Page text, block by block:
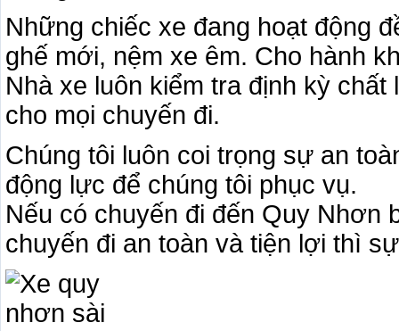
Những chiếc xe đang hoạt động
ghế mới, nệm xe êm. Cho hành
Nhà xe luôn kiểm tra định kỳ
cho mọi chuyến đi.
Chúng tôi luôn coi trọng sự an
động lực để chúng tôi phục vụ.
Nếu có chuyến đi đến Quy Nhơn
chuyến đi an toàn và tiện lợi thì